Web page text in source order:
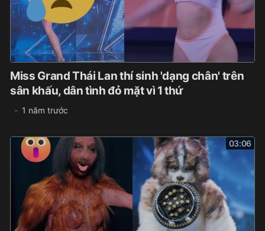
Miss Grand Thái Lan thí sinh 'dạng chân' trên
sân khấu, dân tình đỏ mặt vì 1 thứ
1 năm trước
03:06